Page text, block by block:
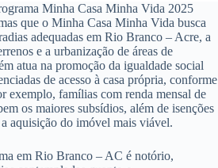
Minha Casa Minha Vida 2025
que o Minha Casa Minha Vida busca
adequadas em Rio Branco – Acre, a
e a urbanização de áreas de
atua na promoção da igualdade social
de acesso à casa própria, conforme
exemplo, famílias com renda mensal de
os maiores subsídios, além de isenções
aquisição do imóvel mais viável.
em Rio Branco – AC é notório,